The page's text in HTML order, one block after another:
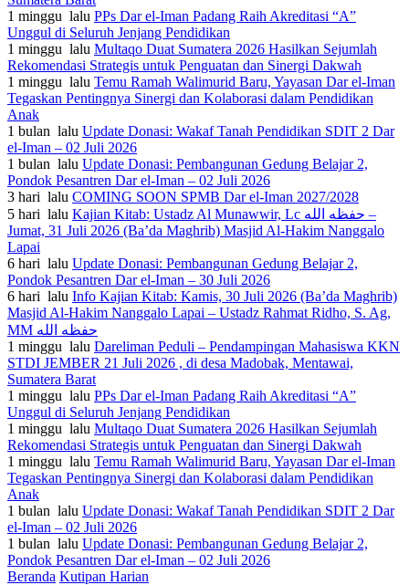
1 minggu lalu PPs Dar el-Iman Padang Raih Akreditasi “A”
Unggul di Seluruh Jenjang Pendidikan
1 minggu lalu Multaqo Duat Sumatera 2026 Hasilkan Sejumlah
Rekomendasi Strategis untuk Penguatan dan Sinergi Dakwah
1 minggu lalu Temu Ramah Walimurid Baru, Yayasan Dar el-Iman
Tegaskan Pentingnya Sinergi dan Kolaborasi dalam Pendidikan
Anak
1 bulan lalu Update Donasi: Wakaf Tanah Pendidikan SDIT 2 Dar
el-Iman – 02 Juli 2026
1 bulan lalu Update Donasi: Pembangunan Gedung Belajar 2,
Pondok Pesantren Dar el-Iman – 02 Juli 2026
3 hari lalu COMING SOON SPMB Dar el-Iman 2027/2028
5 hari lalu Kajian Kitab: Ustadz Al Munawwir, Lc حفظه الله –
Jumat, 31 Juli 2026 (Ba’da Maghrib) Masjid Al-Hakim Nanggalo
Lapai
6 hari lalu Update Donasi: Pembangunan Gedung Belajar 2,
Pondok Pesantren Dar el-Iman – 30 Juli 2026
6 hari lalu Info Kajian Kitab: Kamis, 30 Juli 2026 (Ba’da Maghrib)
Masjid Al-Hakim Nanggalo Lapai – Ustadz Rahmat Ridho, S. Ag,
MM حفظه الله
1 minggu lalu Dareliman Peduli – Pendampingan Mahasiswa KKN
STDI JEMBER 21 Juli 2026 , di desa Madobak, Mentawai,
Sumatera Barat
1 minggu lalu PPs Dar el-Iman Padang Raih Akreditasi “A”
Unggul di Seluruh Jenjang Pendidikan
1 minggu lalu Multaqo Duat Sumatera 2026 Hasilkan Sejumlah
Rekomendasi Strategis untuk Penguatan dan Sinergi Dakwah
1 minggu lalu Temu Ramah Walimurid Baru, Yayasan Dar el-Iman
Tegaskan Pentingnya Sinergi dan Kolaborasi dalam Pendidikan
Anak
1 bulan lalu Update Donasi: Wakaf Tanah Pendidikan SDIT 2 Dar
el-Iman – 02 Juli 2026
1 bulan lalu Update Donasi: Pembangunan Gedung Belajar 2,
Pondok Pesantren Dar el-Iman – 02 Juli 2026
Beranda Kutipan Harian